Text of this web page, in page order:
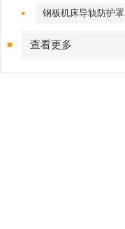
钢板机床导轨防护罩
查看更多